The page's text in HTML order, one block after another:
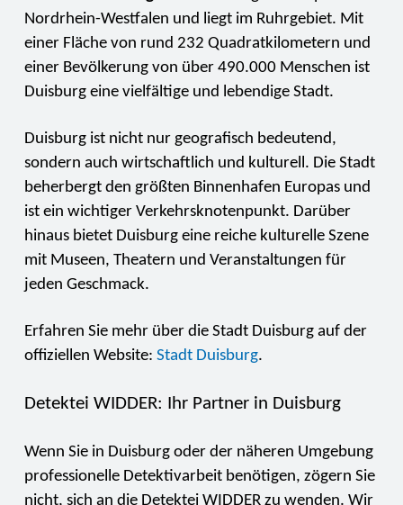
Nordrhein-Westfalen und liegt im Ruhrgebiet. Mit
einer Fläche von rund 232 Quadratkilometern und
einer Bevölkerung von über 490.000 Menschen ist
Duisburg eine vielfältige und lebendige Stadt.
Duisburg ist nicht nur geografisch bedeutend,
sondern auch wirtschaftlich und kulturell. Die Stadt
beherbergt den größten Binnenhafen Europas und
ist ein wichtiger Verkehrsknotenpunkt. Darüber
hinaus bietet Duisburg eine reiche kulturelle Szene
mit Museen, Theatern und Veranstaltungen für
jeden Geschmack.
Erfahren Sie mehr über die Stadt Duisburg auf der
offiziellen Website: Stadt Duisburg.
Detektei WIDDER: Ihr Partner in Duisburg
Wenn Sie in Duisburg oder der näheren Umgebung
professionelle Detektivarbeit benötigen, zögern Sie
nicht, sich an die Detektei WIDDER zu wenden. Wir